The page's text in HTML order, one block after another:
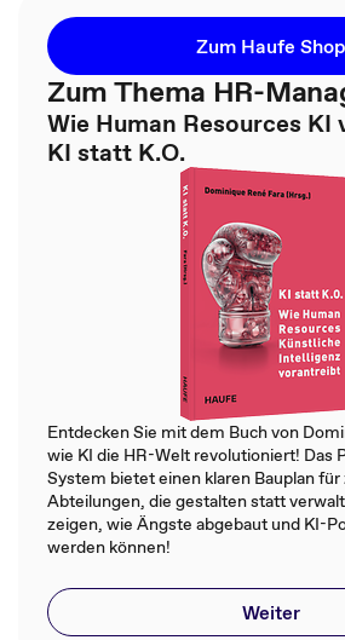
Zum Haufe Shop
Zum Thema HR-
Wie Human Resources
KI statt K.O.
Entdecken Sie mit dem Buch von
wie KI die HR-Welt revolutioniert! Das
System bietet einen klaren Bauplan
Abteilungen, die gestalten statt
zeigen, wie Ängste abgebaut und KI-
werden können!
Weiter